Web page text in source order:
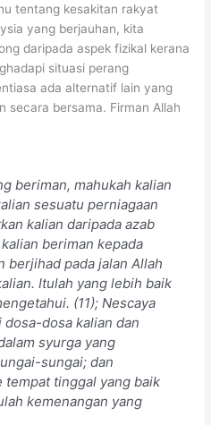
tentang kesakitan rakyat
yang berjauhan, kita
daripada aspek fizikal kerana
situasi perang
ada alternatif lain yang
secara bersama. Firman Allah
beriman, mahukah kalian
sesuatu perniagaan
kalian daripada azab
beriman kepada
berjihad pada jalan Allah
Itulah yang lebih baik
(11); Nescaya
dosa kalian dan
syurga yang
sungai; dan
tempat tinggal yang baik
kemenangan yang